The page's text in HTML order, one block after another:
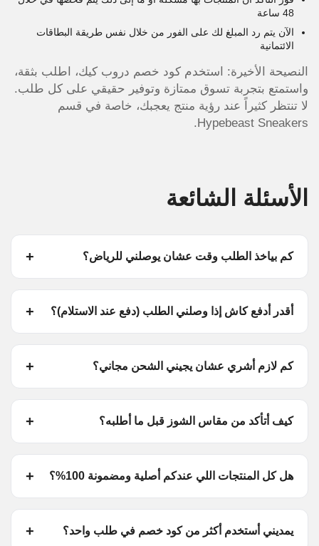
48 ساعة
الآن يتم رد المبلغ لك على الفور من خلال نفس طريقة البطاقات
الائتمانية
النصيحة الأخيرة: استخدم كود خصم دروب كيك، اطلب بثقة،
واستمتع بتجربة تسوق ممتازة وتوفير حقيقي على كل طلب.
لا تنتظر كثيراً عند رؤية منتج يعجبك، خاصة في قسم
Hypebeast Sneakers.
الأسئلة الشائعة
كم بياخذ الطلب وقت عشان يوصلني للرياض؟
أقدر أدفع كاش إذا وصلني الطلب (دفع عند الاستلام)؟
كم لازم أشري عشان يجيني الشحن مجاني؟
كيف أتأكد من مقاس الشوز قبل ما أطلبه؟
هل كل المنتجات اللي عندكم أصلية ومضمونة 100%؟
يمديني أستخدم أكثر من كود خصم في طلب واحد؟